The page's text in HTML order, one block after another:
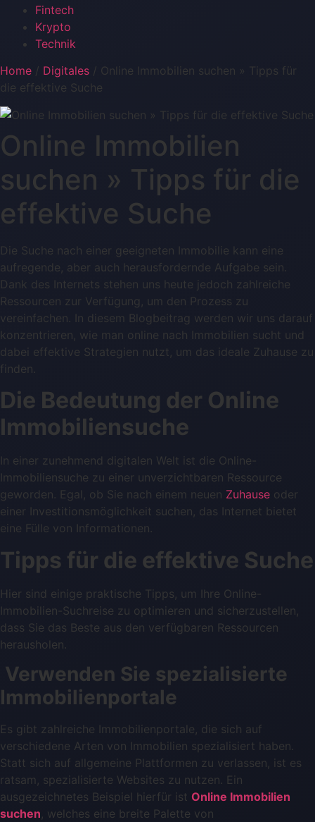
Fintech
Krypto
Technik
Home / Digitales / Online Immobilien suchen » Tipps für
die effektive Suche
Online Immobilien
suchen » Tipps für die
effektive Suche
Die Suche nach einer geeigneten Immobilie kann eine
aufregende, aber auch herausfordernde Aufgabe sein.
Dank des Internets stehen uns heute jedoch zahlreiche
Ressourcen zur Verfügung, um den Prozess zu
vereinfachen. In diesem Blogbeitrag werden wir uns darauf
konzentrieren, wie man online nach Immobilien sucht und
dabei effektive Strategien nutzt, um das ideale Zuhause zu
finden.
Die Bedeutung der Online
Immobiliensuche
In einer zunehmend digitalen Welt ist die Online-
Immobiliensuche zu einer unverzichtbaren Ressource
geworden. Egal, ob Sie nach einem neuen Zuhause oder
einer Investitionsmöglichkeit suchen, das Internet bietet
eine Fülle von Informationen.
Tipps für die effektive Suche
Hier sind einige praktische Tipps, um Ihre Online-
Immobilien-Suchreise zu optimieren und sicherzustellen,
dass Sie das Beste aus den verfügbaren Ressourcen
herausholen.
Verwenden Sie spezialisierte
Immobilienportale
Es gibt zahlreiche Immobilienportale, die sich auf
verschiedene Arten von Immobilien spezialisiert haben.
Statt sich auf allgemeine Plattformen zu verlassen, ist es
ratsam, spezialisierte Websites zu nutzen. Ein
ausgezeichnetes Beispiel hierfür ist Online Immobilien
suchen , welches eine breite Palette von